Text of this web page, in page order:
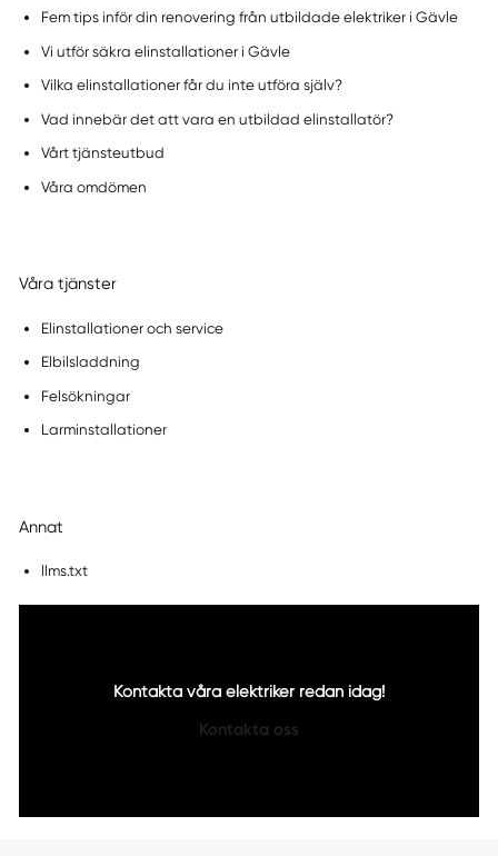
Fem tips inför din renovering från utbildade elektriker i Gävle
Vi utför säkra elinstallationer i Gävle
Vilka elinstallationer får du inte utföra själv?
Vad innebär det att vara en utbildad elinstallatör?
Vårt tjänsteutbud
Våra omdömen
Våra tjänster
Elinstallationer och service
Elbilsladdning
Felsökningar
Larminstallationer
Annat
llms.txt
Kontakta våra elektriker redan idag!
Kontakta oss